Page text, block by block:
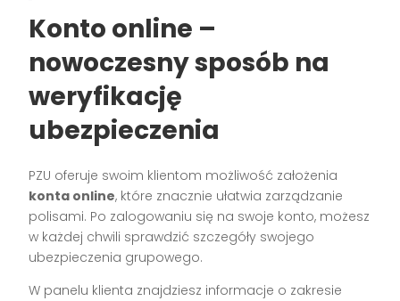
Konto online –
nowoczesny sposób na
weryfikację
ubezpieczenia
PZU oferuje swoim klientom możliwość założenia
konta online, które znacznie ułatwia zarządzanie
polisami. Po zalogowaniu się na swoje konto, możesz
w każdej chwili sprawdzić szczegóły swojego
ubezpieczenia grupowego.
W panelu klienta znajdziesz informacje o zakresie